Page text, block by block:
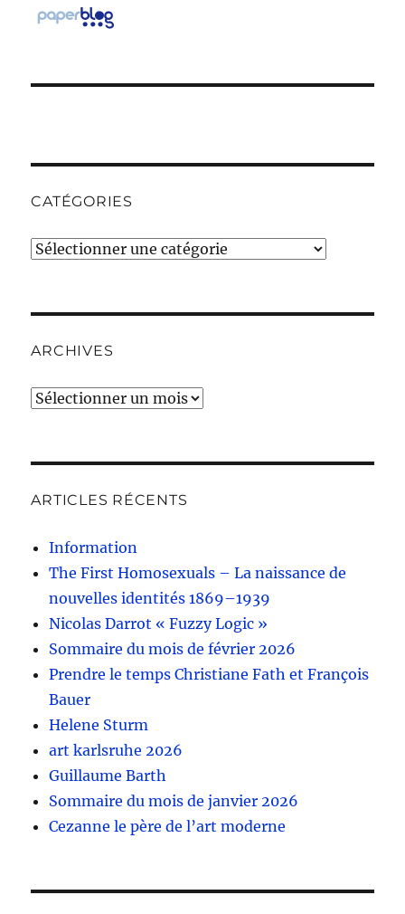
CATÉGORIES
Catégories
ARCHIVES
Archives
ARTICLES RÉCENTS
Information
The First Homosexuals – La naissance de
nouvelles identités 1869–1939
Nicolas Darrot « Fuzzy Logic »
Sommaire du mois de février 2026
Prendre le temps Christiane Fath et François
Bauer
Helene Sturm
art karlsruhe 2026
Guillaume Barth
Sommaire du mois de janvier 2026
Cezanne le père de l’art moderne